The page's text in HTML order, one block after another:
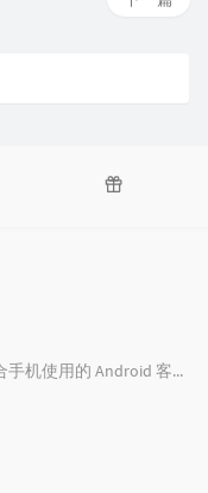
把哪吒监控装进口袋：一款更适合手机使用的 Android 客户端